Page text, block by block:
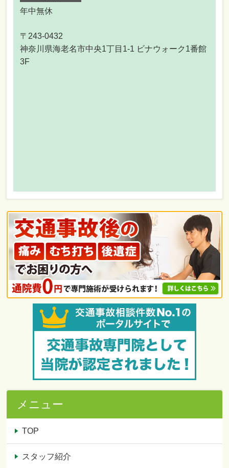
年中無休
〒243-0432
神奈川県海老名市中央1丁目1-1 ビナウォーク1番館
3F
メニュー
TOP
スタッフ紹介